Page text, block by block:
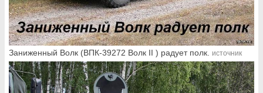
Заниженный Волк (ВПК-39272 Волк II ) радует полк. источник